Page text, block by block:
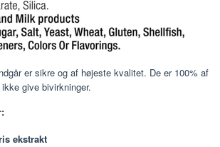
er sikre og af højeste kvalitet. De er 100% af
give bivirkninger.
ekstrakt